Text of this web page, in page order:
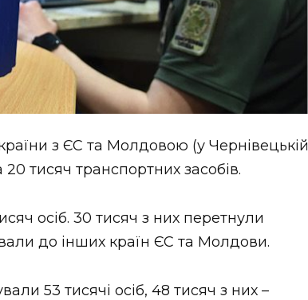
з ЄС та Молдовою (у Чернівецькій
20 тисяч транспортних засобів.
осіб. 30 тисяч з них перетнули
до інших країн ЄС та Молдови.
53 тисячі осіб, 48 тисяч з них –